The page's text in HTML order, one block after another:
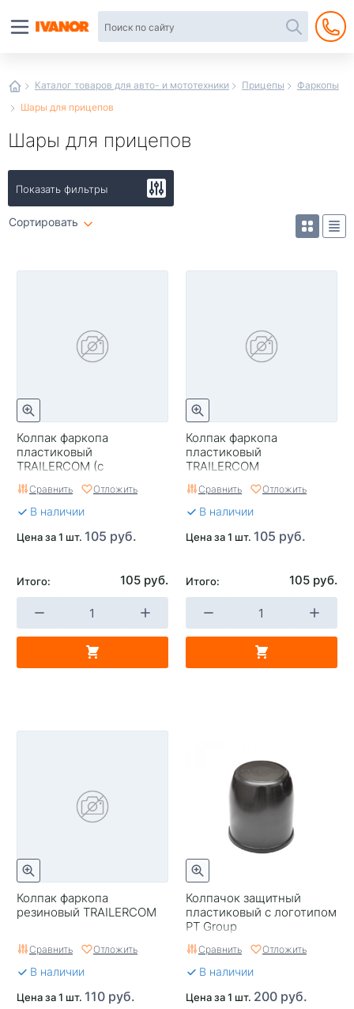
Каталог товаров для авто- и мототехники Прицепы
Фаркопы
Шары для прицепов
Шары для прицепов
Показать фильтры
Сортировать
Колпак фаркопа
пластиковый
TRAILERCOM (с
держателем)
Сравнить Отложить
В наличии
Цена за 1 шт. 105 руб.
Итого: 105 руб.
Колпак фаркопа
пластиковый
TRAILERCOM
(серебристый)
Сравнить Отложить
В наличии
Цена за 1 шт. 105 руб.
Итого: 105 руб.
Колпак фаркопа
резиновый TRAILERCOM
Сравнить Отложить
В наличии
Цена за 1 шт. 110 руб.
Колпачок защитный
пластиковый с логотипом
PT Group
Сравнить Отложить
В наличии
Цена за 1 шт. 200 руб.
интернет-